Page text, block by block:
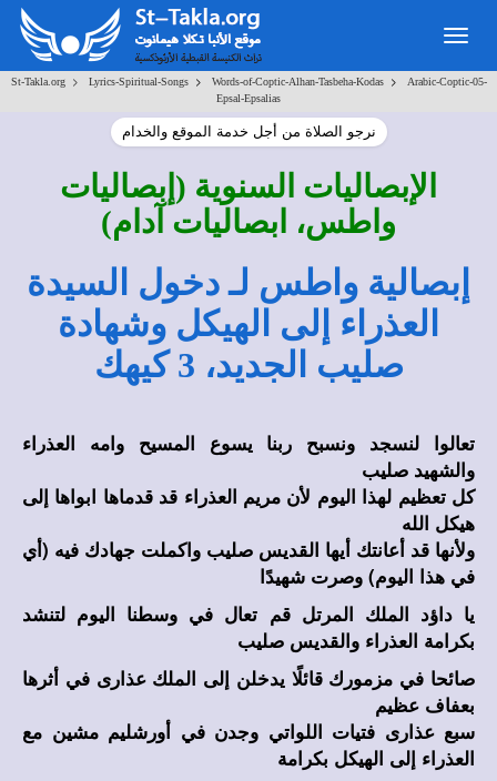
St-Takla.org> Lyrics-Spiritual-Songs> Words-of-Coptic-Alhan-Tasbeha-Kodas>
Arabic-Coptic-05-
Epsal-Epsalias
نرجو الصلاة من أجل خدمة الموقع والخدام
الإبصاليات السنوية (إبصاليات
واطس، ابصاليات آدام)
إبصالية واطس لـ دخول السيدة
العذراء إلى الهيكل وشهادة
صليب الجديد، 3 كيهك
تعالوا لنسجد ونسبح ربنا يسوع المسيح وامه العذراء
والشهيد صليب
كل تعظيم لهذا اليوم لأن مريم العذراء قد قدماها ابواها إلى
هيكل الله
ولأنها قد أعانتك أيها القديس صليب واكملت جهادك فيه (أي
في هذا اليوم) وصرت شهيدًا
يا داؤد الملك المرتل قم تعال في وسطنا اليوم لتنشد
بكرامة العذراء والقديس صليب
صائحا في مزمورك قائلًا يدخلن إلى الملك عذارى في أثرها
بعفاف عظيم
سبع عذارى فتيات اللواتي وجدن في أورشليم مشين مع
العذراء إلى الهيكل بكرامة